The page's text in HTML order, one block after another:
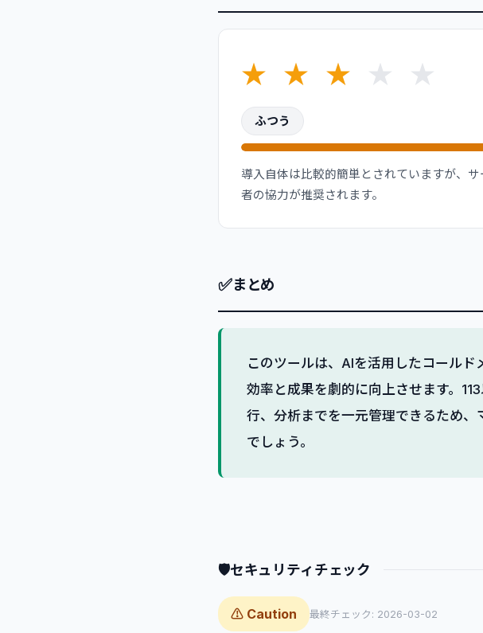
★ ★ ★ ★ ★
ふつう
導入自体は比較的簡単とされていますが、
者の協力が推奨されます。
✅まとめ
このツールは、AIを活用したコール
効率と成果を劇的に向上させます。
行、分析までを一元管理できるため
でしょう。
🛡セキュリティチェック
⚠ Caution 最終チェック: 2026-03-02